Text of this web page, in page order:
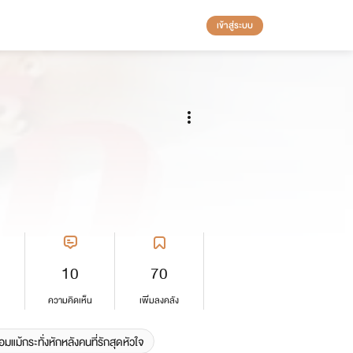
เข้าสู่ระบบ
10
ความคิดเห็น
70
เพิ่มลงคลัง
มแม้กระทั่งหักหลังคนที่รักสุดหัวใจ